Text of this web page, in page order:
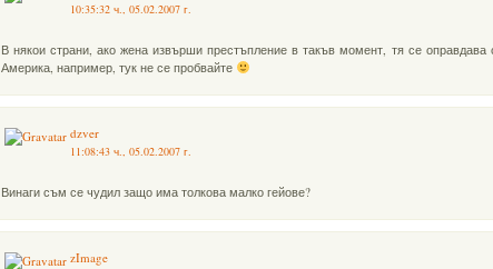
10:35:32 ч., 05.02.2007 г.
В някои страни, ако жена извърши престъпление в такъв момент, тя се
Америка, например, тук не се пробвайте
dzver
11:08:43 ч., 05.02.2007 г.
Винаги съм се чудил защо има толкова малко гейове?
zImage